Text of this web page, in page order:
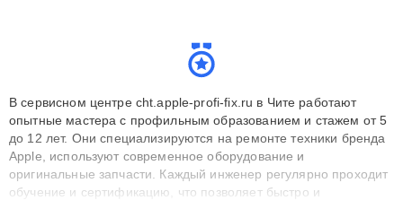
В сервисном центре cht.apple-profi-fix.ru в Чите работают
опытные мастера с профильным образованием и стажем от 5
до 12 лет. Они специализируются на ремонте техники бренда
Apple, используют современное оборудование и
оригинальные запчасти. Каждый инженер регулярно проходит
обучение и сертификацию, что позволяет быстро и